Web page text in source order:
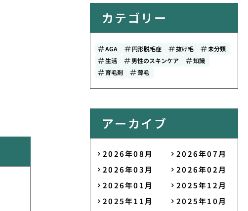
カテゴリー
AGA 円形脱毛症 抜け毛
未分類
生活
男性のスキンケア
知識
育毛剤
薄毛
アーカイブ
2026年08月
2026年07月
2026年03月
2026年02月
2026年01月
2025年12月
2025年11月
2025年10月